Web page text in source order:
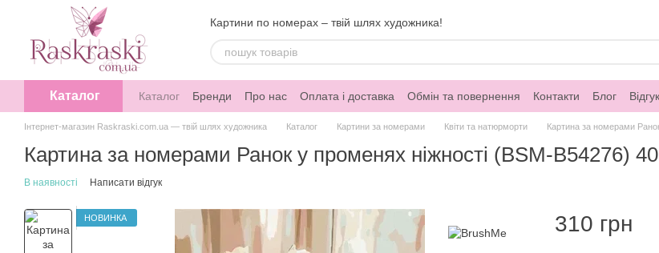
Перейти до основного контенту
Картини по номерах – твій шлях художника!
Каталог Каталог Бренди Про нас Оплата і доставка Обмін та повернення Контакти Блог
Інтернет-магазин Raskraski.com.ua — твій шлях художника Каталог Картини за номерами Квіти та натюрморти Картина за номерами
Картина за номерами Ранок у променях ніжності (BSM-B54276)
В наявності Написати відгук
НОВИНКА 310 грн